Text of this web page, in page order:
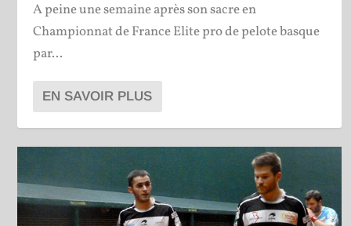
A peine une semaine après son sacre en
Championnat de France Elite pro de pelote basque
par...
EN SAVOIR PLUS